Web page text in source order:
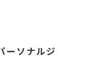
ーソナルジ